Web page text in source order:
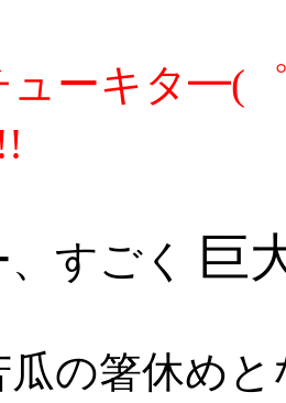
ューキタ━(
すごく 巨
瓜の箸休め